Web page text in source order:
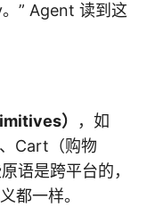
” Agent 读到这
）
，如
Cart（购物
语是跨平台的，
都一样。